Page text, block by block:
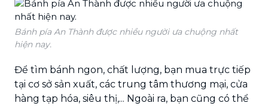
Bánh pía An Thành được nhiều người ưa chuộng nhất
hiện nay.
Để tìm bánh ngon, chất lượng, bạn mua trực tiếp
tại cơ sở sản xuất, các trung tâm thương mại, cửa
hàng tạp hóa, siêu thị,... Ngoài ra, bạn cũng có thể